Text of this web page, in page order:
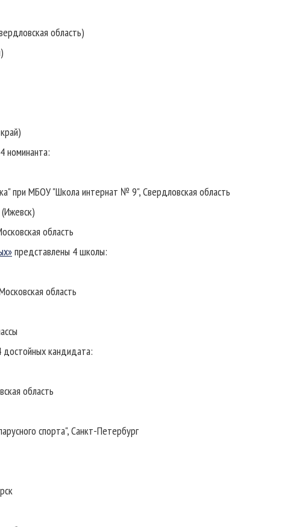
область)
4 номинанта:
при МБОУ "Школа интернат № 9", Свердловская область
область
представлены 4 школы:
область
достойных кандидата:
область
спорта", Санкт-Петербург